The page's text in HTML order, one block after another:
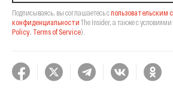
Подписываясь, вы соглашаетесь спользовательским
конфиденциальности The Insider, а также с условиями
Policy Terms of Service).